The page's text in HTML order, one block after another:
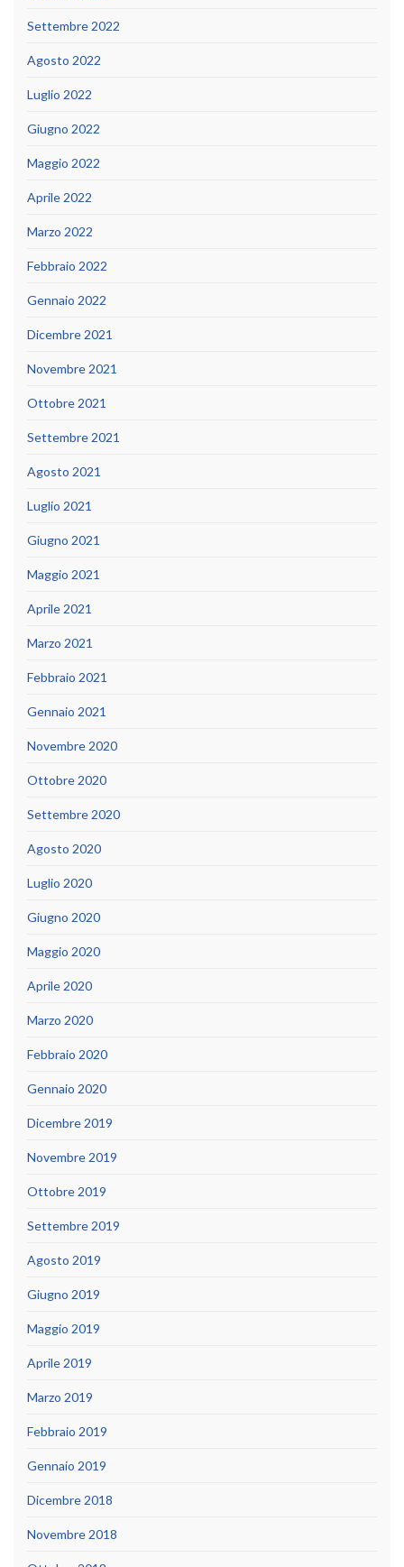
Settembre 2022
Agosto 2022
Luglio 2022
Giugno 2022
Maggio 2022
Aprile 2022
Marzo 2022
Febbraio 2022
Gennaio 2022
Dicembre 2021
Novembre 2021
Ottobre 2021
Settembre 2021
Agosto 2021
Luglio 2021
Giugno 2021
Maggio 2021
Aprile 2021
Marzo 2021
Febbraio 2021
Gennaio 2021
Novembre 2020
Ottobre 2020
Settembre 2020
Agosto 2020
Luglio 2020
Giugno 2020
Maggio 2020
Aprile 2020
Marzo 2020
Febbraio 2020
Gennaio 2020
Dicembre 2019
Novembre 2019
Ottobre 2019
Settembre 2019
Agosto 2019
Giugno 2019
Maggio 2019
Aprile 2019
Marzo 2019
Febbraio 2019
Gennaio 2019
Dicembre 2018
Novembre 2018